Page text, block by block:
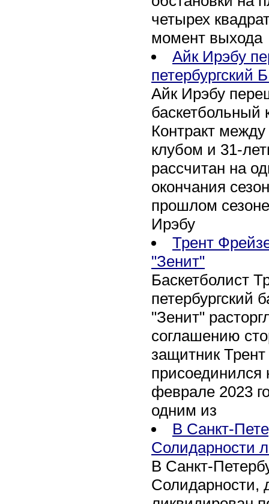
четырех
момент выхода
Айк Ирэбу
петербургский
Айк Ирэбу
баскетбольный
Контракт между
клубом и 31-
рассчитан на
окончания
прошлом
Ирэбу
Трент
"Зенит"
Баскетболист
петербургский
"Зенит"
соглашению
защитник
присоединился
феврале 2023
одним из
В Санкт-
Солидарности
В Санкт-
Солидарности,